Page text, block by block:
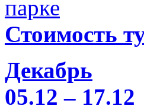
парке
Стоимость
Декабрь
05.12 – 17.12